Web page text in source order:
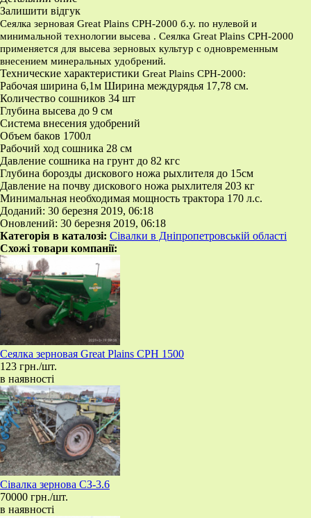
Залишити відгук
Сеялка зерновая Great Plains CPH-2000 б.у. по нулевой и
минимальной технологии высева . Сеялка Great Plains CPH-2000
применяется для высева зерновых культур с одновременным
внесением минеральных удобрений.
Технические характеристики Great Plains CPH-2000:
Рабочая ширина 6,1м Ширина междурядья 17,78 см.
Количество сошников 34 шт
Глубина высева до 9 см
Система внесения удобрений
Объем баков 1700л
Рабочий ход сошника 28 см
Давление сошника на грунт до 82 кгс
Глубина борозды дискового ножа рыхлителя до 15см
Давление на почву дискового ножа рыхлителя 203 кг
Минимальная необходимая мощность трактора 170 л.с.
Доданий: 30 березня 2019, 06:18
Оновлений: 30 березня 2019, 06:18
Категорія в каталозі: Сівалки в Дніпропетровській області
Схожі товари компанії:
Сеялка зерновая Great Plains CPH 1500
123 грн./шт.
в наявності
​Сівалка зернова СЗ-3.6
70000 грн./шт.
в наявності